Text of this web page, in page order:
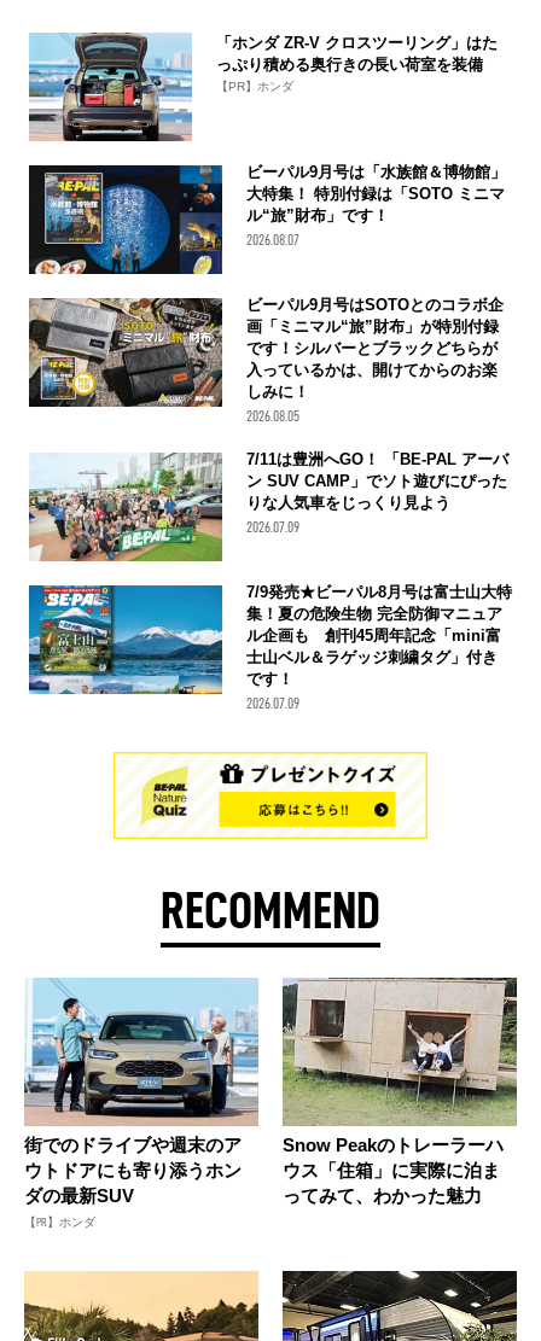
「ホンダ ZR-V クロスツーリング」はた
っぷり積める奥行きの長い荷室を装備
【PR】ホンダ
ビーパル9月号は「水族館＆博物館」
大特集！ 特別付録は「SOTO ミニマ
ル“旅”財布」です！
2026.08.07
ビーパル9月号はSOTOとのコラボ企
画「ミニマル“旅”財布」が特別付録
です！シルバーとブラックどちらが
入っているかは、開けてからのお楽
しみに！
2026.08.05
7/11は豊洲へGO！ 「BE-PAL アーバ
ン SUV CAMP」でソト遊びにぴった
りな人気車をじっくり見よう
2026.07.09
7/9発売★ビーパル8月号は富士山大特
集！夏の危険生物 完全防御マニュア
ル企画も 創刊45周年記念「mini富
士山ベル＆ラゲッジ刺繍タグ」付き
です！
2026.07.09
RECOMMEND
街でのドライブや週末のア
ウトドアにも寄り添うホン
ダの最新SUV
【PR】ホンダ
Snow Peakのトレーラーハ
ウス「住箱」に実際に泊ま
ってみて、わかった魅力